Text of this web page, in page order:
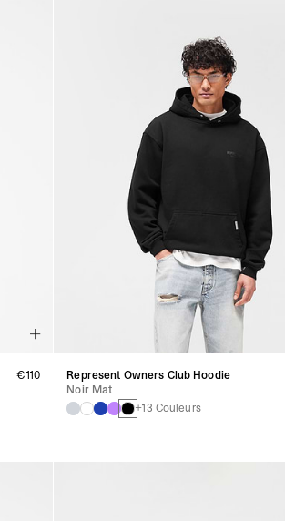
€110
Represent Owners Club Hoodie
Noir Mat
+13 Couleurs